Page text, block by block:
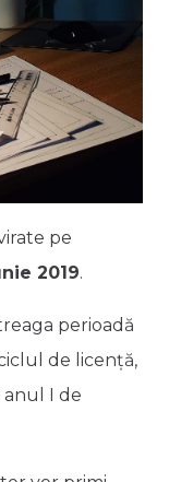
pe
2019.
perioadă
de licență,
anul I de